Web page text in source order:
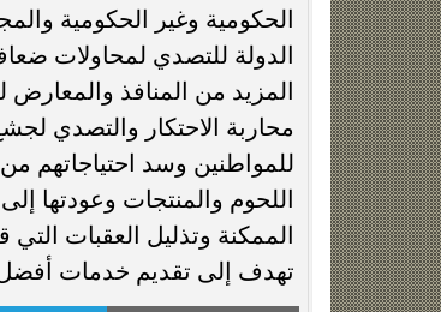
الحكومية وغير الحكومية
الدولة للتصدي لمحاولات
المزيد من المنافذ
محاربة الاحتكار والتصدي
للمواطنين وسد احتياجاتهم
اللحوم والمنتجات وعودتها
الممكنة وتذليل العقبات
تهدف إلى تقديم خدمات